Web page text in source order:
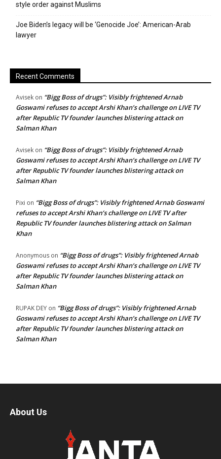
style order against Muslims
Joe Biden’s legacy will be ‘Genocide Joe’: American-Arab
lawyer
Recent Comments
Avisek on “Bigg Boss of drugs”: Visibly frightened Arnab
Goswami refuses to accept Arshi Khan’s challenge on LIVE TV
after Republic TV founder launches blistering attack on
Salman Khan
Avisek on “Bigg Boss of drugs”: Visibly frightened Arnab
Goswami refuses to accept Arshi Khan’s challenge on LIVE TV
after Republic TV founder launches blistering attack on
Salman Khan
Pixi on “Bigg Boss of drugs”: Visibly frightened Arnab Goswami
refuses to accept Arshi Khan’s challenge on LIVE TV after
Republic TV founder launches blistering attack on Salman
Khan
Anonymous on “Bigg Boss of drugs”: Visibly frightened Arnab
Goswami refuses to accept Arshi Khan’s challenge on LIVE TV
after Republic TV founder launches blistering attack on
Salman Khan
RUPAK DEY on “Bigg Boss of drugs”: Visibly frightened Arnab
Goswami refuses to accept Arshi Khan’s challenge on LIVE TV
after Republic TV founder launches blistering attack on
Salman Khan
About Us